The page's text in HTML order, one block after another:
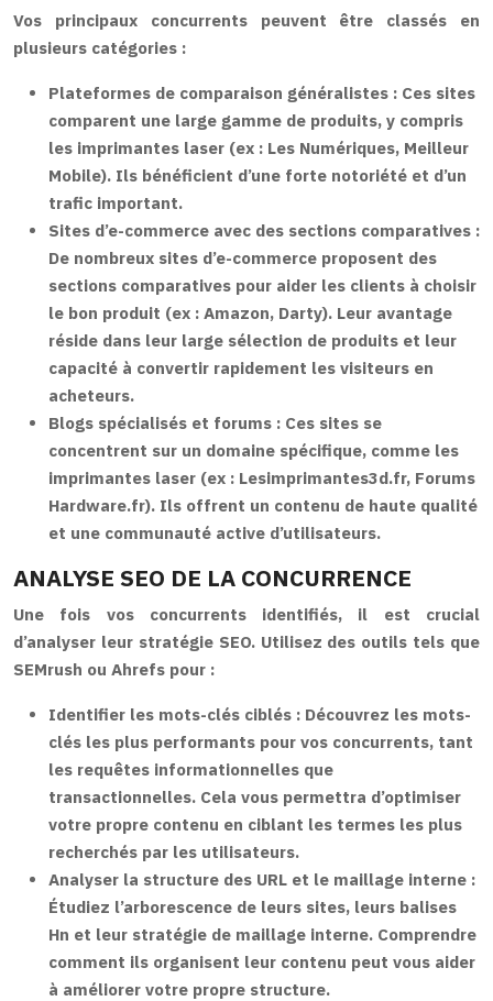
Vos principaux concurrents peuvent être classés en
plusieurs catégories :
Plateformes de comparaison généralistes : Ces sites
comparent une large gamme de produits, y compris
les imprimantes laser (ex : Les Numériques, Meilleur
Mobile). Ils bénéficient d’une forte notoriété et d’un
trafic important.
Sites d’e-commerce avec des sections comparatives :
De nombreux sites d’e-commerce proposent des
sections comparatives pour aider les clients à choisir
le bon produit (ex : Amazon, Darty). Leur avantage
réside dans leur large sélection de produits et leur
capacité à convertir rapidement les visiteurs en
acheteurs.
Blogs spécialisés et forums : Ces sites se
concentrent sur un domaine spécifique, comme les
imprimantes laser (ex : Lesimprimantes3d.fr, Forums
Hardware.fr). Ils offrent un contenu de haute qualité
et une communauté active d’utilisateurs.
ANALYSE SEO DE LA CONCURRENCE
Une fois vos concurrents identifiés, il est crucial
d’analyser leur stratégie SEO. Utilisez des outils tels que
SEMrush ou Ahrefs pour :
Identifier les mots-clés ciblés : Découvrez les mots-
clés les plus performants pour vos concurrents, tant
les requêtes informationnelles que
transactionnelles. Cela vous permettra d’optimiser
votre propre contenu en ciblant les termes les plus
recherchés par les utilisateurs.
Analyser la structure des URL et le maillage interne :
Étudiez l’arborescence de leurs sites, leurs balises
Hn et leur stratégie de maillage interne. Comprendre
comment ils organisent leur contenu peut vous aider
à améliorer votre propre structure.